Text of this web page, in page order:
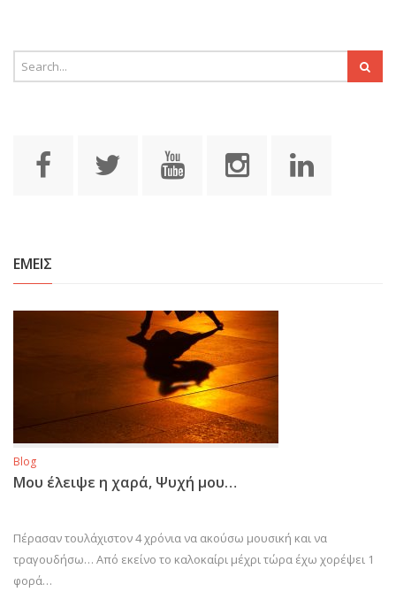
ΕΜΕΙΣ
Blog
Μου έλειψε η χαρά, Ψυχή μου…
Πέρασαν τουλάχιστον 4 χρόνια να ακούσω μουσική και να
τραγουδήσω… Από εκείνο το καλοκαίρι μέχρι τώρα έχω χορέψει 1
φορά…